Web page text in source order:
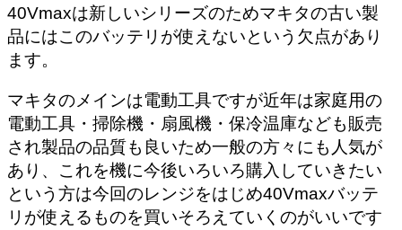
40Vmaxは新しいシリーズのためマキタの古い製
品にはこのバッテリが使えないという欠点があり
ます。
マキタのメインは電動工具ですが近年は家庭用の
電動工具・掃除機・扇風機・保冷温庫なども販売
され製品の品質も良いため一般の方々にも人気が
あり、これを機に今後いろいろ購入していきたい
という方は今回のレンジをはじめ40Vmaxバッテ
リが使えるものを買いそろえていくのがいいです